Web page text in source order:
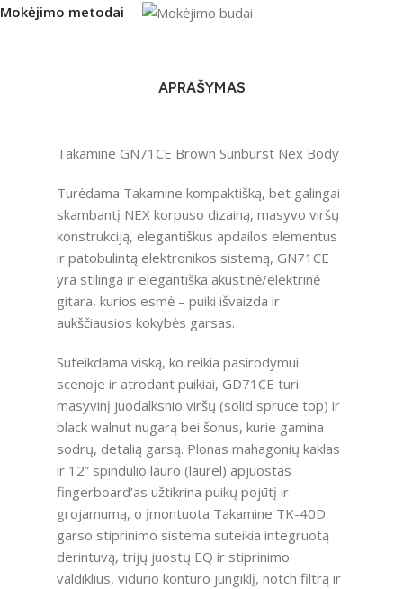
Mokėjimo metodai
APRAŠYMAS
Takamine GN71CE Brown Sunburst Nex Body
Turėdama Takamine kompaktišką, bet galingai
skambantį NEX korpuso dizainą, masyvo viršų
konstrukciją, elegantiškus apdailos elementus
ir patobulintą elektronikos sistemą, GN71CE
yra stilinga ir elegantiška akustinė/elektrinė
gitara, kurios esmė – puiki išvaizda ir
aukščiausios kokybės garsas.
Suteikdama viską, ko reikia pasirodymui
scenoje ir atrodant puikiai, GD71CE turi
masyvinį juodalksnio viršų (solid spruce top) ir
black walnut nugarą bei šonus, kurie gamina
sodrų, detalią garsą. Plonas mahagonių kaklas
ir 12” spindulio lauro (laurel) apjuostas
fingerboard’as užtikrina puikų pojūtį ir
grojamumą, o įmontuota Takamine TK-40D
garso stiprinimo sistema suteikia integruotą
derintuvą, trijų juostų EQ ir stiprinimo
valdiklius, vidurio kontūro jungiklį, notch filtrą ir